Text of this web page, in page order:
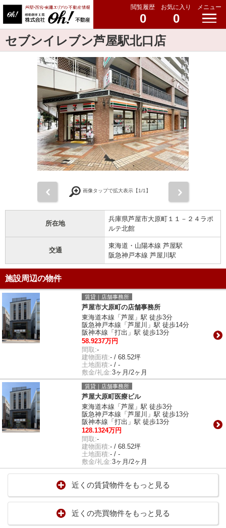
閲覧履歴
0
お気に入り
0
メニュー
セブンイレブン芦屋駅北口店
画像タップで拡大表示【1/1】
所在地
兵庫県芦屋市大原町１１－２４ラポ
ルテ北館
交通
東海道・山陽本線 芦屋駅
阪急神戸本線 芦屋川駅
施設周辺の物件
賃貸｜店舗事務所
芦屋市大原町の店舗事務所
東海道本線「芦屋」駅 徒歩3分
阪急神戸本線「芦屋川」駅 徒歩14分
阪神本線「打出」駅 徒歩13分
58.9237万円
間取:-
建物面積:- / 68.52坪
土地面積:- / -
敷金/礼金:3ヶ月/2ヶ月
賃貸｜店舗事務所
芦屋大原町医療ビル
東海道本線「芦屋」駅 徒歩3分
阪急神戸本線「芦屋川」駅 徒歩13分
阪神本線「打出」駅 徒歩13分
128.1324万円
間取:-
建物面積:- / 68.52坪
土地面積:- / -
敷金/礼金:3ヶ月/2ヶ月
近くの賃貸物件をもっと見る
近くの売買物件をもっと見る